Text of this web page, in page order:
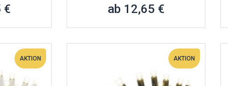
€ ab 12,65 €
AKTION AKTION